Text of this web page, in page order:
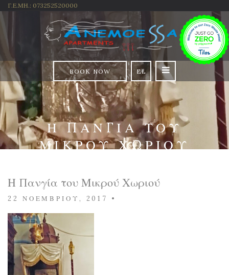
Γ.Ε.ΜΗ.: 073252520000
BOOK NOW EL
Η ΠΑΝΓΊΑ ΤΟΥ
ΜΙΚΡΟΎ ΧΩΡΙΟΎ
Η Πανγία του Μικρού Χωριού
22 ΝΟΕΜΒΡΊΟΥ, 2017 •